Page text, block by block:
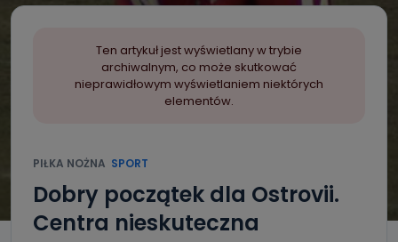
Ten artykuł jest wyświetlany w trybie
archiwalnym, co może skutkować
nieprawidłowym wyświetlaniem niektórych
elementów.
PIŁKA NOŻNA SPORT
Dobry początek dla Ostrovii.
Centra nieskuteczna